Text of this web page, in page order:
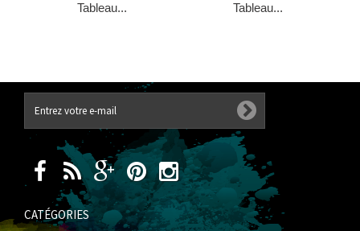
Tableau... Tableau...
CATÉGORIES